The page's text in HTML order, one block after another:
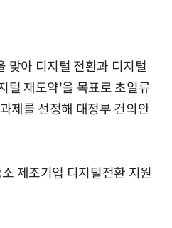
맞아 디지털 전환과 디지털
털 재도약'을 목표로 초일류
제를 선정해 대정부 건의안
제조기업 디지털전환 지원